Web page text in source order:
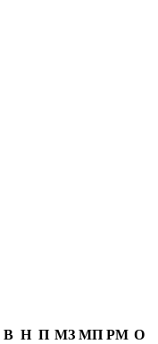
В Н П МЗ МП РМ О